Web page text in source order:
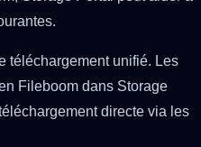
téléchargement unifié. Les
Fileboom dans Storage
directe via les